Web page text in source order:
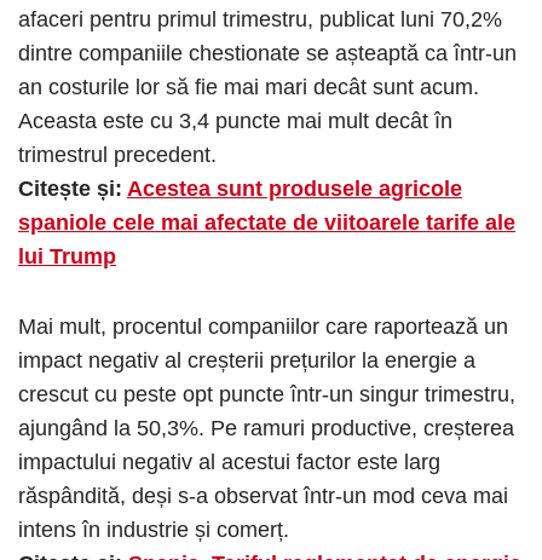
afaceri pentru primul trimestru, publicat luni 70,2%
dintre companiile chestionate se așteaptă ca într-un
an costurile lor să fie mai mari decât sunt acum.
Aceasta este cu 3,4 puncte mai mult decât în ​​
trimestrul precedent.
Citește și: Acestea sunt produsele agricole
spaniole cele mai afectate de viitoarele tarife ale
lui Trump
Mai mult, procentul companiilor care raportează un
impact negativ al creșterii prețurilor la energie a
crescut cu peste opt puncte într-un singur trimestru,
ajungând la 50,3%. Pe ramuri productive, creșterea
impactului negativ al acestui factor este larg
răspândită, deși s-a observat într-un mod ceva mai
intens în industrie și comerț.